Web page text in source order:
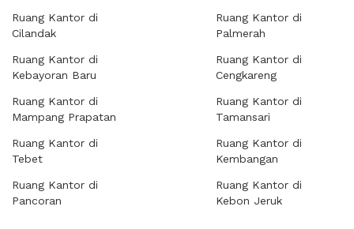
Ruang Kantor di
Cilandak
Ruang Kantor di
Kebayoran Baru
Ruang Kantor di
Mampang Prapatan
Ruang Kantor di
Tebet
Ruang Kantor di
Pancoran
Ruang Kantor di
Palmerah
Ruang Kantor di
Cengkareng
Ruang Kantor di
Tamansari
Ruang Kantor di
Kembangan
Ruang Kantor di
Kebon Jeruk